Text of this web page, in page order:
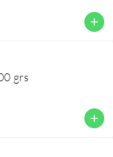
add
grs
add